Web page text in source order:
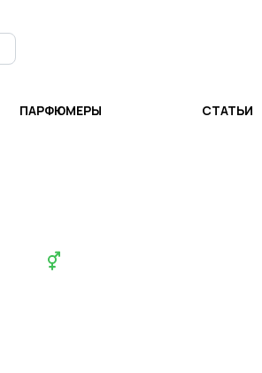
ПАРФЮМЕРЫ СТАТЬИ